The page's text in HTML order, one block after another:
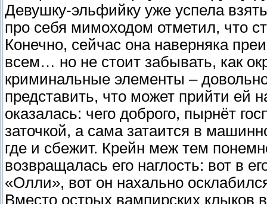
Девушку-эльфийку уже успела
про себя мимоходом отметил, что
Конечно, сейчас она наверняка
всем… но не стоит забывать, как
криминальные элементы –
представить, что может прийти ей
оказалась: чего доброго, пырнёт
заточкой, а сама затаится в
где и сбежит. Крейн меж тем
возвращалась его наглость: вот в
«Олли», вот он нахально
Вместо острых вампирских клыков